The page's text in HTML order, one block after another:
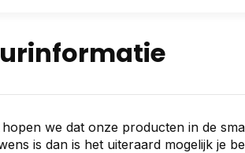
we dat onze producten in de
is dan is het uiteraard mogelijk je